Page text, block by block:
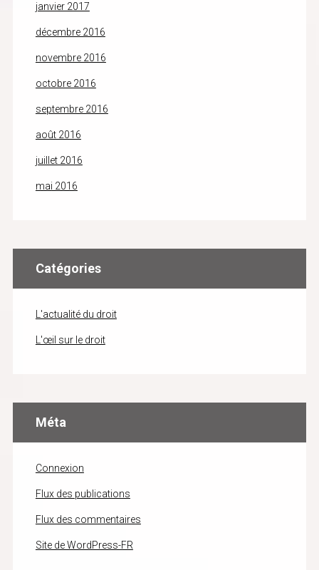
janvier 2017
décembre 2016
novembre 2016
octobre 2016
septembre 2016
août 2016
juillet 2016
mai 2016
Catégories
L'actualité du droit
L'œil sur le droit
Méta
Connexion
Flux des publications
Flux des commentaires
Site de WordPress-FR